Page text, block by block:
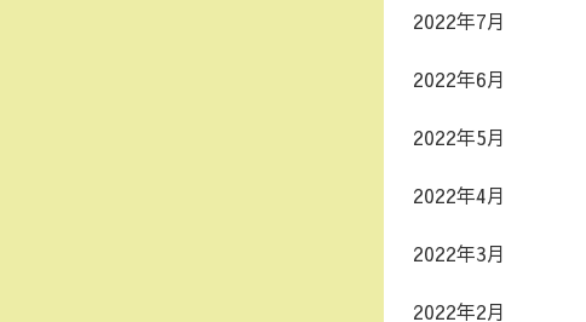
2022年7月
2022年6月
2022年5月
2022年4月
2022年3月
2022年2月